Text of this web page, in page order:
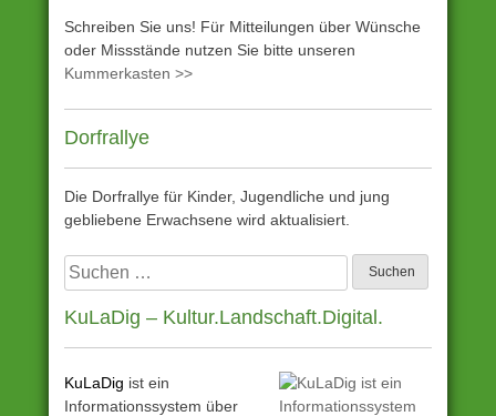
Schreiben Sie uns! Für Mitteilungen über Wünsche
oder Missstände nutzen Sie bitte unseren
Kummerkasten >>
Dorfrallye
Die Dorfrallye für Kinder, Jugendliche und jung
gebliebene Erwachsene wird aktualisiert.
Suchen
nach:
KuLaDig – Kultur.Landschaft.Digital.
KuLaDig ist ein
Informationssystem über